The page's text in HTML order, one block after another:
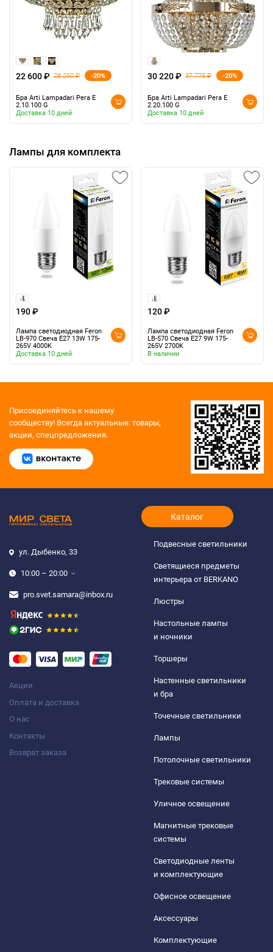
22 600 ₽ 28 250 ₽ -20%
Бра Arti Lampadari Pera E
2.10.100 G
Доставка 10 дней
30 220 ₽ 37 775 ₽ -20%
Бра Arti Lampadari Pera E
2.20.100 G
Доставка 10 дней
Лампы для комплекта
190 ₽
Лампа светодиодная Feron
LB-970 Свеча E27 13W 175-
265V 4000K
Доставка 10 дней
120 ₽
Лампа светодиодная Feron
LB-570 Свеча E27 9W 175-
265V 2700K
В наличии
Присоединяйтесь к нашему
сообществу! Всегда актуальные: товары,
акции, спецпредложения.
ул. Дыбенко, 33
10:00 – 20:00
pro.svet.samara@inbox.ru
Акции
Оплата и доставка
О нас
Контакты
Возврат заказа
Каталог
Подвесные светильники
Светящиеся предметы
интерьера от BERKANO
Люстры
Настольные лампы
и ночники
Торшеры
Настенные светильники
и бра
Точечные светильники
Лампы
Потолочные светильники
Трековые системы
Уличное освещение
Магнитные трековые
системы
Светодиодные ленты
и комплектующие
Офисное освещение
Аксессуары
Комплектующие